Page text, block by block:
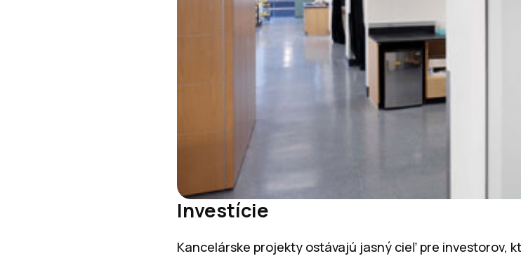
Investície
Kancelárske projekty ostávajú jasný cieľ pre investorov,